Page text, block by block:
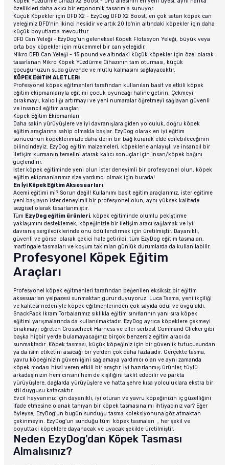
özellikleri daha akıcı bir ergonomik tasarımla sunuyor.
Küçük Köpekler için DFD X2 - EzyDog DFD X2 Boost, en çok satan köpek can
yeleğimiz DFD'nin ikinci neslidir ve artık 20 lb'nin altındaki köpekler için daha
küçük boyutlarda mevcuttur.
DFD Can Yeleği - EzyDog'un geleneksel Köpek Flotasyon Yeleği, büyük veya
orta boy köpekler için mükemmel bir can yeleğidir.
Mikro DFD Can Yeleği - 15 pound ve altındaki küçük köpekler için özel olarak
tasarlanan Mikro Köpek Yüzdürme Cihazının tam oturması, küçük
çocuğunuzun suda güvende ve mutlu kalmasını sağlayacaktır.
KÖPEK EĞİTİM ALETLERİ
Profesyonel köpek eğitmenleri tarafından kullanılan basit ve etkili köpek
eğitim ekipmanlarıyla eğitimi çocuk oyuncağı haline getirin. Çekmeyi
bırakmayı, kalıcılığı artırmayı ve yeni numaralar öğretmeyi sağlayan güvenli
ve insancıl eğitim araçları
Köpek Eğitim Ekipmanları
Daha sakin yürüyüşlere ve iyi davranışlara giden yolculuk, doğru köpek
eğitim araçlarına sahip olmakla başlar. EzyDog olarak en iyi eğitim
sonucunun köpeklerimizle daha derin bir bağ kurarak elde edilebileceğinin
bilincindeyiz. EzyDog eğitim malzemeleri, köpeklerle anlayışlı ve insancıl bir
iletişim kurmanın temelini atarak kalıcı sonuçlar için insan/köpek bağını
güçlendirir.
İster köpek eğitiminde yeni olun ister deneyimli bir profesyonel olun, köpek
eğitim ekipmanlarımız size yardımcı olmak için burada!
En İyi Köpek Eğitim Aksesuarları
Acemi eğitimi mi? Sorun değil! Kullanımı basit eğitim araçlarımız, ister eğitime
yeni başlayın ister deneyimli bir profesyonel olun, aynı yüksek kalitede
sezgisel olarak tasarlanmıştır.
Tüm EzyDog eğitim ürünleri, köpek eğitiminde olumlu pekiştirme
yaklaşımını desteklemek, köpeğinizle bir iletişim aracı sağlamak ve iyi
davranış sergilediklerinde onu ödüllendirmek için üretilmiştir. Dayanıklı,
güvenli ve görsel olarak çekici hale getirildi; tüm EzyDog eğitim tasmaları,
martingale tasmaları ve koşum takımları günlük durumlarda da kullanılabilir.
Profesyonel Köpek Eğitim
Araçları
Profesyonel köpek eğitmenleri tarafından beğenilen eksiksiz bir eğitim
aksesuarları yelpazesi sunmaktan gurur duyuyoruz. Luca Tasma, yenilikçiliği
ve kalitesi nedeniyle köpek eğitmenlerinden çok sayıda ödül ve övgü aldı.
SnackPack İkram Torbalarımız sıklıkla eğitim sınıflarının yanı sıra köpek
eğitimi yarışmalarında da kullanılmaktadır. EzyDog ayrıca köpeklere çekmeyi
bırakmayı öğreten Crosscheck Harness ve eller serbest Command Clicker gibi
başka hiçbir yerde bulamayacağınız birçok benzersiz eğitim aracı da
sunmaktadır .Köpek tasması, küçük köpeğiniz için bir güvenlik tutucusundan
ya da isim etiketini asacağı bir yerden çok daha fazlasıdır. Gerçekte tasma,
yavru köpeğinizin güvenliğini sağlamaya yardımcı olan ve aynı zamanda
köpek modası hissi veren etkili bir araçtır. İyi hazırlanmış ürünler, tüylü
arkadaşınızın hem cinsini hem de kişiliğini taklit edebilir ve parkta
yürüyüşlere, dağlarda yürüyüşlere ve hatta şehre kısa yolculuklara ekstra bir
stil duygusu katacaktır.
Evcil hayvanınız için dayanıklı, iyi oturan ve yavru köpeğinizin iç güzelliğini
ifade etmesine olanak tanıyan bir köpek tasmasına mı ihtiyacınız var? Eğer
öyleyse, EzyDog'un bugün sunduğu tasma koleksiyonuna göz atmaktan
çekinmeyin. EzyDog'un sunduğu tüm köpek tasmaları , her şekil ve
boyuttaki köpeklere dayanacak ve uyacak şekilde üretilmiştir.
Neden EzyDog'dan Köpek Tasması
Almalısınız?